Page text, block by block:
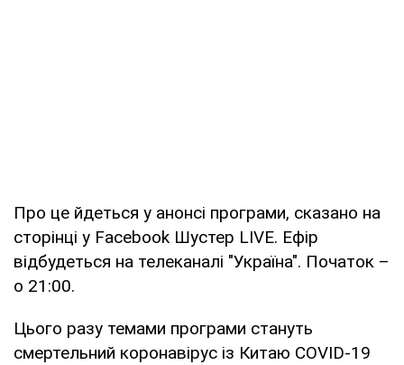
Про це йдеться у анонсі програми, сказано на
сторінці у Facebook Шустер LIVE. Ефір
відбудеться на телеканалі "Україна". Початок –
о 21:00.
Цього разу темами програми стануть
смертельний коронавірус із Китаю COVID-19